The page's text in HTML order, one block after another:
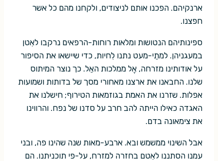
ארנקיהם. הפכנו אותם לניצודים, ולקחנו מהם כל אשר
חפצנו.
ספינותיהם הנטושות ומלאות רוחות-הרפאים נרקבו לאִטן
במעגניהן. למתֵי-מעט נתנו לִחיות, כדי שיישאו את הסיפור
על אודותינו מזרחה, אֶל ממלכות האֵל. כך נוצר המיתוס
שלנו. החבאנו את ארצנו מאחורי מסך של בדותות ושמועות
אפלות. שזרנו את האמת בגוזמאות הטירוף; חישלנו את
האגדה כאילו הייתה להב חרב על סדנו של נפח. והרווינו
את צימאונה בדם.
אבל השינוי ממשמש ובא. ארבע-מאות שנה שהינו פה, ובני
עמנו הסתננו לאִטם בחזרה למזרח, על-פי תוכניתנו. הם